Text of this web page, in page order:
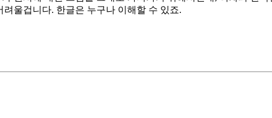
울겁니다. 한글은 누구나 이해할 수 있죠.